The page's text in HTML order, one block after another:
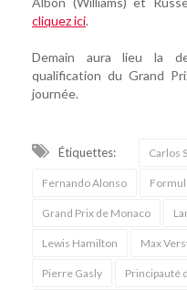
cliquez ici.
Demain aura lieu la
qualification du Grand
journée.
Étiquettes: Carlos
Fernando Alonso
Grand Prix de Monaco
Lewis Hamilton Max
Pierre Gasly Principauté